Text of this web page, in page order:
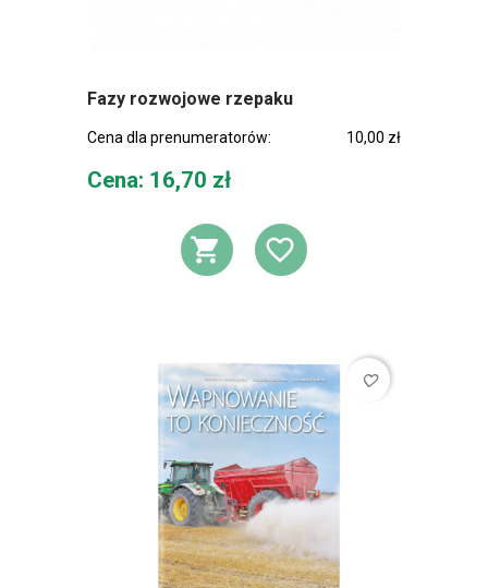
Fazy rozwojowe rzepaku
Cena dla prenumeratorów: 10,00 zł
Cena
Cena: 16,70 zł
DODAJ DO
DODAJ DO
favorite_border